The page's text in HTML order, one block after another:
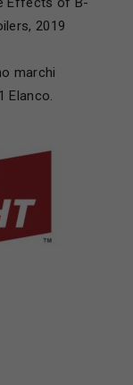
2019
marchi
Elanco.